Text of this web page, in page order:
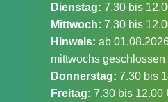
Dienstag: 7.30 bis
Mittwoch: 7.30 bis
Hinweis: ab
mittwochs geschlossen
Donnerstag: 7.30 bis
Freitag: 7.30 bis 12.00